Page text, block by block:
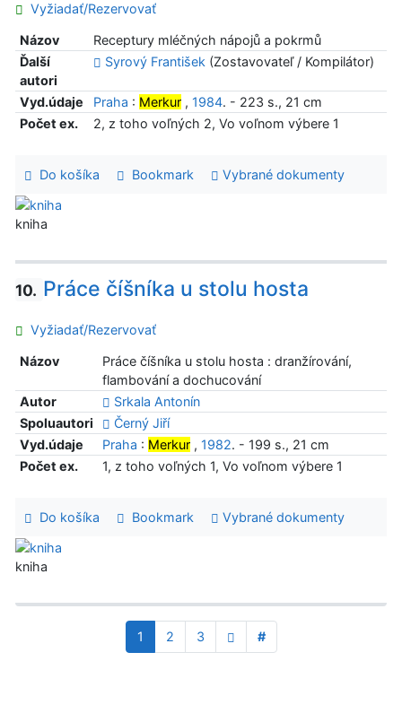
Vyžiadať/Rezervovať
Názov
Receptury mléčných nápojů a pokrmů
Ďalší
autori
Syrový František (Zostavovateľ / Kompilátor)
Vyd.údaje Praha : Merkur, 1984. - 223 s., 21 cm
Počet ex.
2, z toho voľných 2, Vo voľnom výbere 1
Do košíka Bookmark Vybrané dokumenty
kniha
10. Práce číšníka u stolu hosta
Vyžiadať/Rezervovať
Názov
Práce číšníka u stolu hosta : dranžírování,
flambování a dochucování
Autor
Srkala Antonín
Spoluautori
Černý Jiří
Vyd.údaje
Praha : Merkur, 1982. - 199 s., 21 cm
Počet ex.
1, z toho voľných 1, Vo voľnom výbere 1
Do košíka Bookmark Vybrané dokumenty
kniha
1 2 3 #